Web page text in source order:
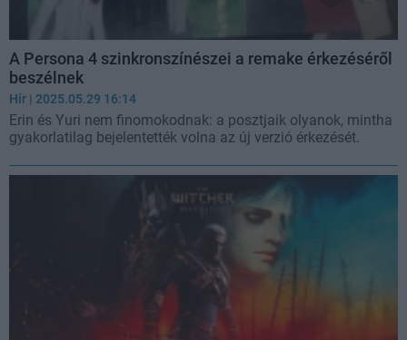
A Persona 4 szinkronszínészei a remake érkezéséről
beszélnek
Hír | 2025.05.29 16:14
Erin és Yuri nem finomokodnak: a posztjaik olyanok, mintha
gyakorlatilag bejelentették volna az új verzió érkezését.